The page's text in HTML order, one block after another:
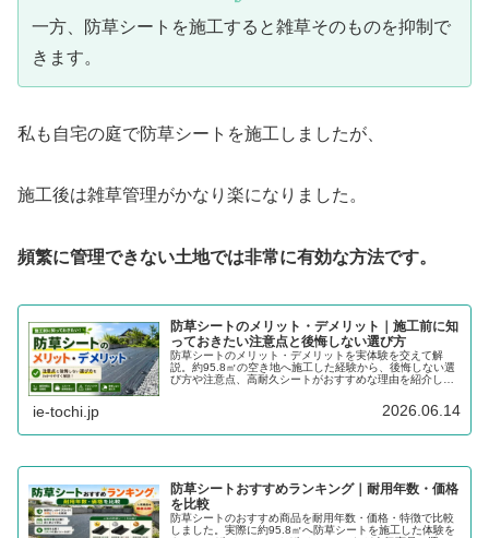
一方、防草シートを施工すると雑草そのものを抑制で
きます。
私も自宅の庭で防草シートを施工しましたが、
施工後は雑草管理がかなり楽になりました。
頻繁に管理できない土地では非常に有効な方法です。
防草シートのメリット・デメリット｜施工前に知
っておきたい注意点と後悔しない選び方
防草シートのメリット・デメリットを実体験を交えて解
説。約95.8㎡の空き地へ施工した経験から、後悔しない選
び方や注意点、高耐久シートがおすすめな理由を紹介しま
ie-tochi.jp 2026.06.14
防草シートおすすめランキング｜耐用年数・価格
を比較
防草シートのおすすめ商品を耐用年数・価格・特徴で比較
しました。実際に約95.8㎡へ防草シートを施工した体験を